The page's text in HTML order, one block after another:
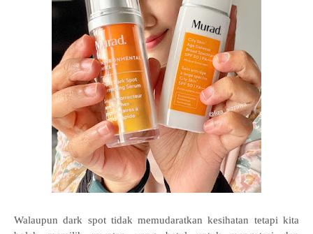
Walaupun dark spot tidak memudaratkan kesihatan tetapi kita